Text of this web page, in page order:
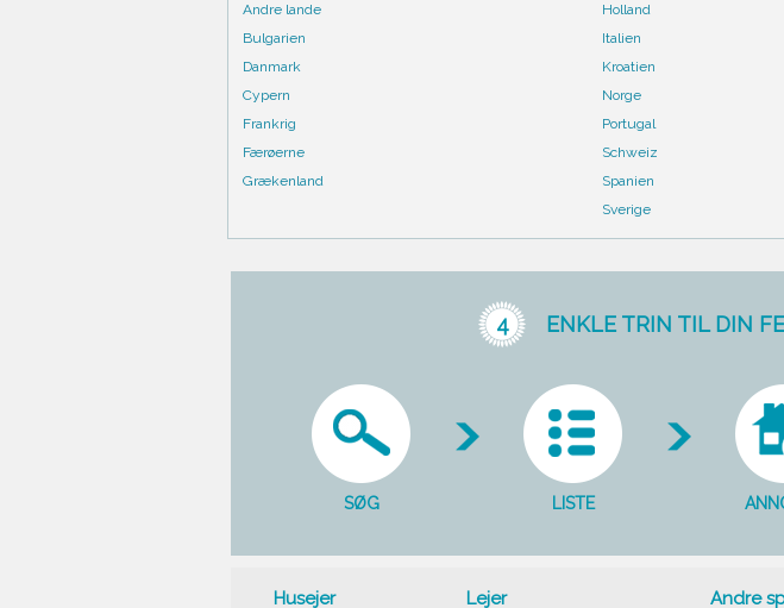
Andre lande
Bulgarien
Danmark
Cypern
Frankrig
Færøerne
Grækenland
Holland
Italien
Kroatien
Norge
Portugal
Schweiz
Spanien
Sverige
4 ENKLE TRIN TIL DIN
SØG LISTE
Husejer Lejer Andre